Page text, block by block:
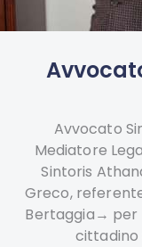
Avvocato
Mediatore
Sintoris
Greco,
Bertaggia→ per
cittadino